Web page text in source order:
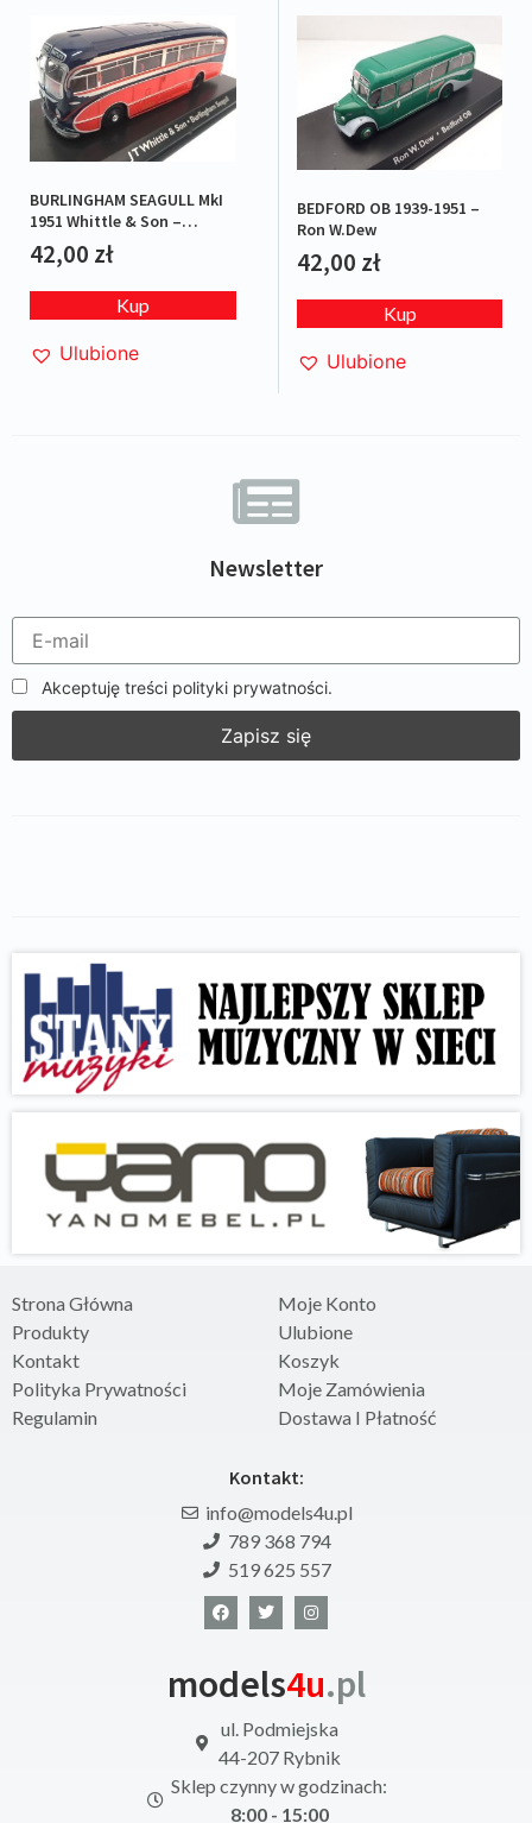
Newsletter
Akceptuję treści polityki prywatności.
BURLINGHAM SEAGULL MkI
1951 Whittle & Son –
Red/Blue
42,00 zł
Kup
Ulubione
BEDFORD OB 1939-1951 –
Ron W.Dew
42,00 zł
Kup
Ulubione
Strona Główna
Produkty
Kontakt
Polityka Prywatności
Regulamin
Moje Konto
Ulubione
Koszyk
Moje Zamówienia
Dostawa I Płatność
Kontakt:
info@models4u.pl
789 368 794
519 625 557
models4u.pl
ul. Podmiejska
44-207 Rybnik
Sklep czynny w godzinach:
8:00 - 15:00